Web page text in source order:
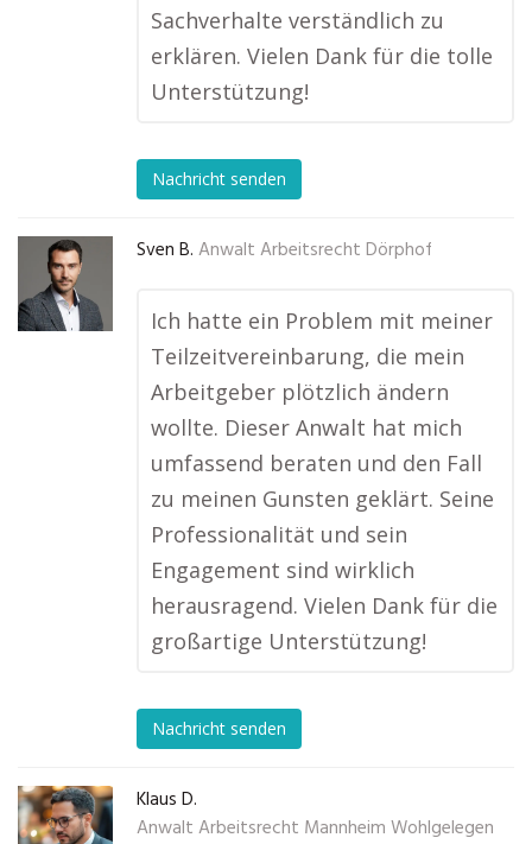
Sachverhalte verständlich zu
erklären. Vielen Dank für die tolle
Unterstützung!
Nachricht senden
Sven B. Anwalt Arbeitsrecht Dörphof
Ich hatte ein Problem mit meiner
Teilzeitvereinbarung, die mein
Arbeitgeber plötzlich ändern
wollte. Dieser Anwalt hat mich
umfassend beraten und den Fall
zu meinen Gunsten geklärt. Seine
Professionalität und sein
Engagement sind wirklich
herausragend. Vielen Dank für die
großartige Unterstützung!
Nachricht senden
Klaus D.
Anwalt Arbeitsrecht Mannheim Wohlgelegen